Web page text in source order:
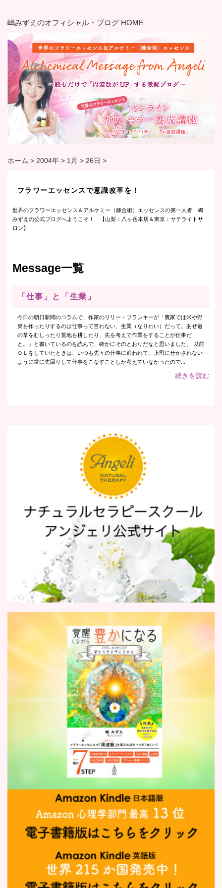
嶋みずえのオフィシャル・ブログ HOME
ホーム > 2004年 > 1月 > 26日 >
フラワーエッセンスで意識改革を！
世界のフラワーエッセンス＆アルケミー（錬金術）エッセンスの第一人者 嶋
みずえの公式ブログへようこそ！ 【山梨：八ヶ岳本店＆東京：サテライトサ
ロン】
Message一覧
「仕事」と「生業」
今日の朝日新聞のコラムで、作家のリリー・フランキーが「農家では米や野
菜を作ったりするのは仕事って言わない、生業（なりわい）だって。あぜ道
の草をむしったり荒地を耕したり、先を考えて作業をすることが仕事だ
と。」と書いているのを読んで、確かにそのとおりだなと思いました。 以前
ＯＬをしていたときは、いつも先々の仕事に追われて、上司にせかされない
ように常に先回りして仕事をこなすことしか考えていなかったので...
続きを読む